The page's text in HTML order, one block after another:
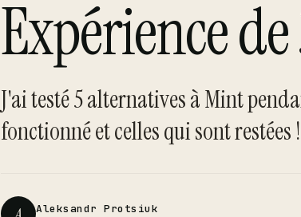
Expérience
J'ai testé 5 alternatives à Mint
fonctionné et celles qui sont restées !
Aleksandr Protsiuk